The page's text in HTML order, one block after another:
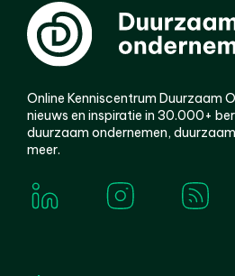
Online Kenniscentrum Duurzaam
nieuws en inspiratie in 30.000+
duurzaam ondernemen,
meer.